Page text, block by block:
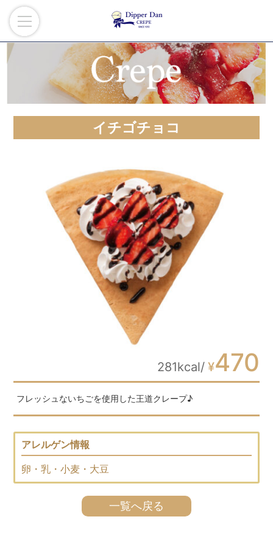
イチゴチョコ
281kcal/ ¥470
フレッシュないちごを使用した王道クレープ♪
アレルゲン情報
卵・乳・小麦・大豆
一覧へ戻る